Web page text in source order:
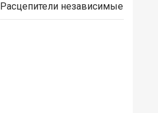
Расцепители независимые